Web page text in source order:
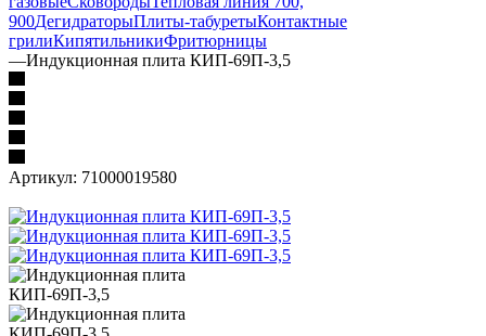
900ДегидраторыПлиты-табуретыКонтактные
грилиКипятильникиФритюрницы
—Индукционная плита КИП-69П-3,5
Артикул: 71000019580